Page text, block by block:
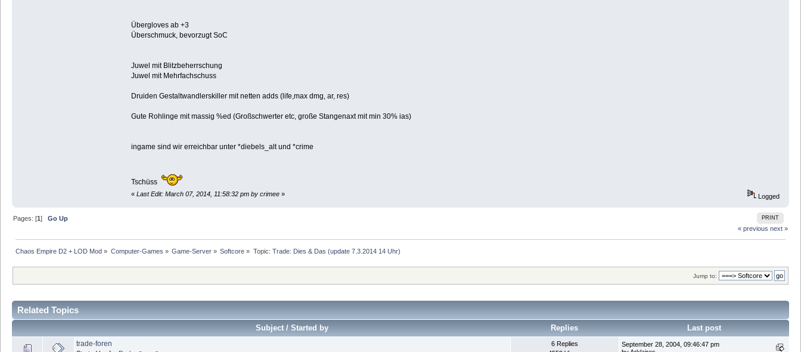
Übergloves ab +3
Überschmuck, bevorzugt SoC
Juwel mit Blitzbeherrschung
Juwel mit Mehrfachschuss
Druiden Gestaltwandlerskiller mit netten adds (life,max dmg, ar, res)
Gute Rohlinge mit massig %ed (Großschwerter etc, große Stangenaxt mit min 30% ias)
ingame sind wir erreichbar unter *diebels_alt und *crime
Tschüss
« Last Edit: March 07, 2014, 11:58:32 pm by crimee» Logged
PRINT
Pages: [1]Go Up
« previous next »
Chaos Empire D2 + LOD Mod » Computer-Games » Game-Server» Softcore » Topic: Trade: Dies & Das (update 7.3.2014 14 Uhr)
Jump to:
Related Topics
Subject / Started by Replies Last post
trade-foren
6 Replies
September 28, 2004, 09:46:47 pm